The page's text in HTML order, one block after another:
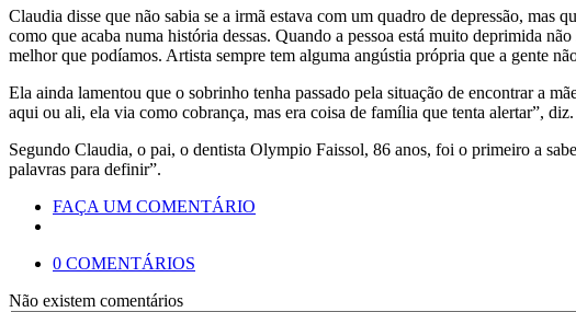
Claudia disse que não sabia se a irmã estava com um quadro de depressão, mas
como que acaba numa história dessas. Quando a pessoa está muito deprimida
melhor que podíamos. Artista sempre tem alguma angústia própria que a gente
Ela ainda lamentou que o sobrinho tenha passado pela situação de encontrar a
aqui ou ali, ela via como cobrança, mas era coisa de família que tenta alertar”, diz.
Segundo Claudia, o pai, o dentista Olympio Faissol, 86 anos, foi o primeiro a
palavras para definir”.
FAÇA UM COMENTÁRIO
0 COMENTÁRIOS
Não existem comentários